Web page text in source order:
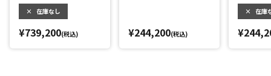
ザ・ダグアウトは、2004年に創業したサッカーメモラビリア
専門ブランドで、主に世界で活躍する選手の直筆サイン入り
ユニフォームやアート作品などを企画し販売しています。
× 在庫なし
¥739,200(税込) ¥244,200(税込)
× 在庫